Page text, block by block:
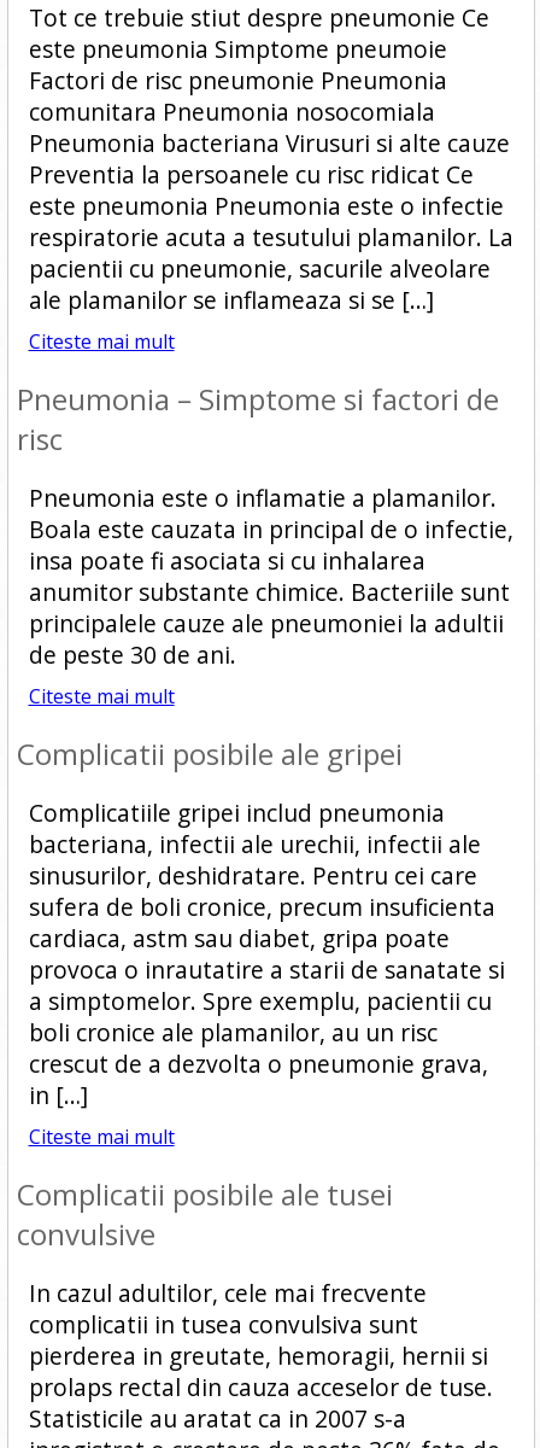
Tot ce trebuie stiut despre pneumonie Ce
este pneumonia Simptome pneumoie
Factori de risc pneumonie Pneumonia
comunitara Pneumonia nosocomiala
Pneumonia bacteriana Virusuri si alte cauze
Preventia la persoanele cu risc ridicat Ce
este pneumonia Pneumonia este o infectie
respiratorie acuta a tesutului plamanilor. La
pacientii cu pneumonie, sacurile alveolare
ale plamanilor se inflameaza si se […]
Citeste mai mult
Pneumonia – Simptome si factori de
risc
Pneumonia este o inflamatie a plamanilor.
Boala este cauzata in principal de o infectie,
insa poate fi asociata si cu inhalarea
anumitor substante chimice. Bacteriile sunt
principalele cauze ale pneumoniei la adultii
de peste 30 de ani.
Citeste mai mult
Complicatii posibile ale gripei
Complicatiile gripei includ pneumonia
bacteriana, infectii ale urechii, infectii ale
sinusurilor, deshidratare. Pentru cei care
sufera de boli cronice, precum insuficienta
cardiaca, astm sau diabet, gripa poate
provoca o inrautatire a starii de sanatate si
a simptomelor. Spre exemplu, pacientii cu
boli cronice ale plamanilor, au un risc
crescut de a dezvolta o pneumonie grava,
in […]
Citeste mai mult
Complicatii posibile ale tusei
convulsive
In cazul adultilor, cele mai frecvente
complicatii in tusea convulsiva sunt
pierderea in greutate, hemoragii, hernii si
prolaps rectal din cauza acceselor de tuse.
Statisticile au aratat ca in 2007 s-a